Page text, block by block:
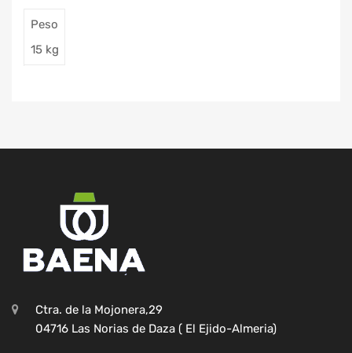
Peso
15 kg
Ctra. de la Mojonera,29
04716 Las Norias de Daza ( El Ejido-Almeria)